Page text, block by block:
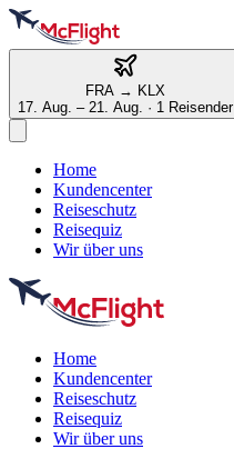
FRA → KLX
17. Aug. – 21. Aug. · 1 Reisender
Home
Kundencenter
Reiseschutz
Reisequiz
Wir über uns
Home
Kundencenter
Reiseschutz
Reisequiz
Wir über uns